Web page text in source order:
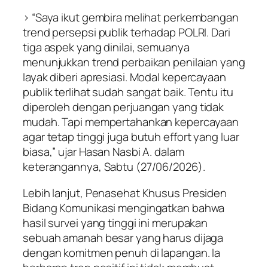
> “Saya ikut gembira melihat perkembangan
trend persepsi publik terhadap POLRI. Dari
tiga aspek yang dinilai, semuanya
menunjukkan trend perbaikan penilaian yang
layak diberi apresiasi. Modal kepercayaan
publik terlihat sudah sangat baik. Tentu itu
diperoleh dengan perjuangan yang tidak
mudah. Tapi mempertahankan kepercayaan
agar tetap tinggi juga butuh effort yang luar
biasa,” ujar Hasan Nasbi A. dalam
keterangannya, Sabtu (27/06/2026).
Lebih lanjut, Penasehat Khusus Presiden
Bidang Komunikasi mengingatkan bahwa
hasil survei yang tinggi ini merupakan
sebuah amanah besar yang harus dijaga
dengan komitmen penuh di lapangan. Ia